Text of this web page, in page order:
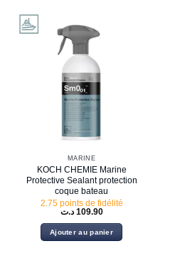
MARINE
KOCH CHEMIE Marine
Protective Sealant protection
coque bateau
2.75 points de fidélité
109.90 د.ت
Ajouter au panier